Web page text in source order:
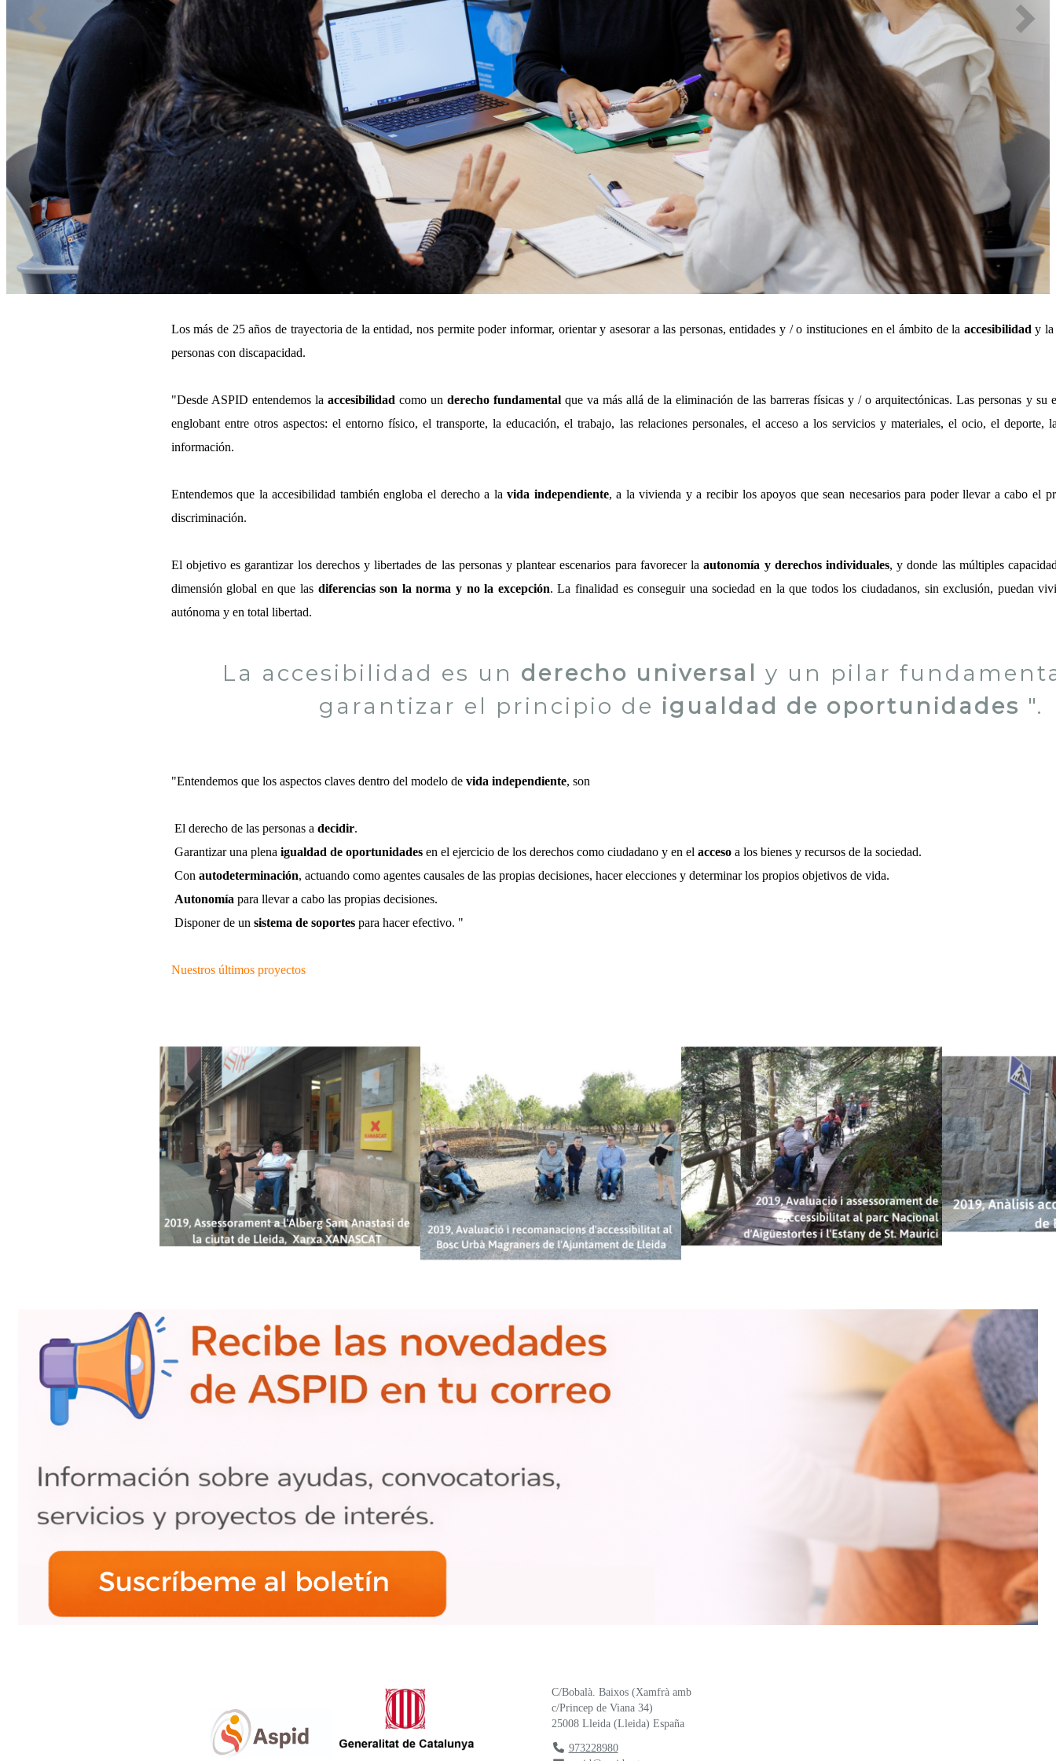
Anterior Siguiente
Los más de 25 años de trayectoria de la entidad, nos permite poder informar, orientar y asesorar a las personas, entidades y / o instituciones en el ámbito de la accesibilidad y
personas con discapacidad.
"Desde ASPID entendemos la accesibilidad como un derecho fundamentalque va más allá de la eliminación de las barreras físicas y / o arquitectónicas. Las personas y su
englobant entre otros aspectos: el entorno físico, el transporte, la educación, el trabajo, las relaciones personales, el acceso a los servicios y materiales, el ocio, el deporte,
información.
Entendemos que la accesibilidad también engloba el derecho a lavida independiente, a la vivienda y a recibir los apoyos que sean necesarios para poder llevar a cabo el
discriminación.
El objetivo es garantizar los derechos y libertades de las personas y plantear escenarios para favorecer laautonomía y derechos individuales, y donde las múltiples
dimensión global en que las diferencias son la norma y no la excepción. La finalidad es conseguir una sociedad en la que todos los ciudadanos, sin exclusión, puedan
autónoma y en total libertad.
La accesibilidad es un derecho universal
y un pilar
garantizar el principio de igualdad de oportunidades ".
"Entendemos que los aspectos claves dentro del modelo de vida independiente, son
El derecho de las personas a decidir.
Garantizar una plena igualdad de oportunidadesen el ejercicio de los derechos como ciudadano y en el accesoa los bienes y recursos de la sociedad.
Con autodeterminación, actuando como agentes causales de las propias decisiones, hacer elecciones y determinar los propios objetivos de vida.
Autonomía para llevar a cabo las propias decisiones.
Disponer de un sistema de soportespara hacer efectivo. "
Nuestros últimos proyectos
C/Bobalà. Baixos (Xamfrà amb
c/Princep de Viana 34)
25008 Lleida (Lleida) España
973228980